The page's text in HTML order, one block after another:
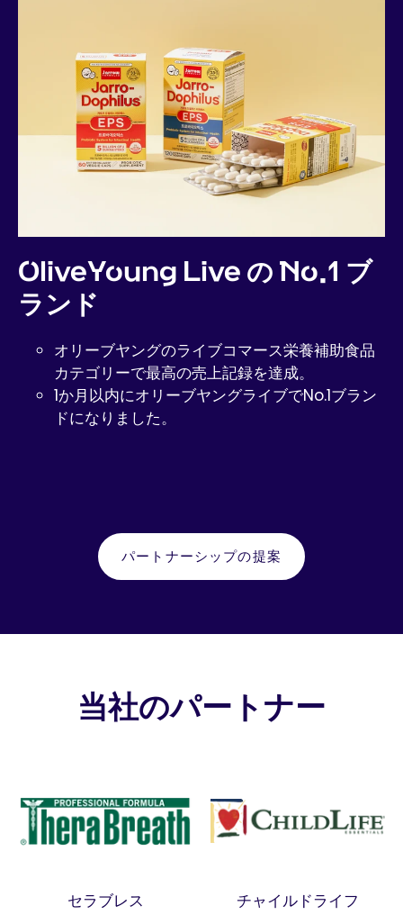
OliveYoung Live の No.1 ブ
ランド
オリーブヤングのライブコマース栄養補助食品
カテゴリーで最高の売上記録を達成。
1か月以内にオリーブヤングライブでNo.1ブラン
ドになりました。
パートナーシップの提案
当社のパートナー
セラブレス チャイルドライフ